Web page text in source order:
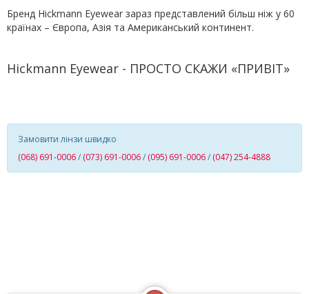
Бренд Hickmann Eyewear зараз представлений більш ніж у 60
країнах – Європа, Азія та Американський континент.
Hickmann Eyewear - ПРОСТО СКАЖИ «ПРИВІТ»
Замовити лінзи швидко
(068) 691-0006/ (073) 691-0006/ (095) 691-0006/ (047) 254-4888